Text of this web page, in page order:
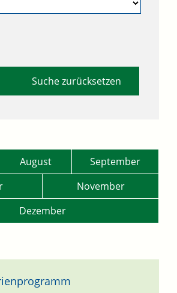
Suche zurücksetzen
August
September
November
Dezember